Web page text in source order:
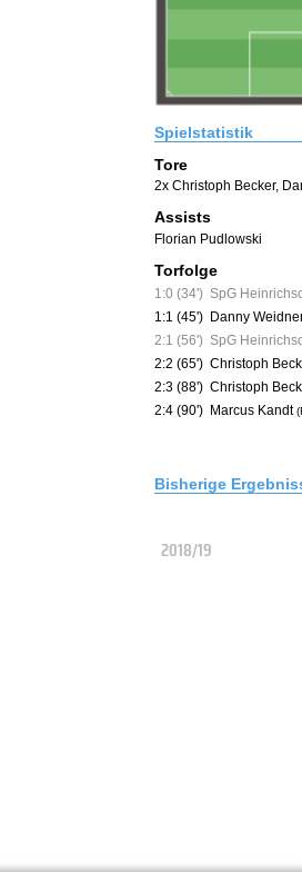
Spielstatistik
Tore
2x Christoph Becker,
Assists
Florian Pudlowski
Torfolge
1:0 (34') SpG
1:1 (45') Danny
2:1 (56') SpG
2:2 (65') Christoph
2:3 (88') Christoph
2:4 (90') Marcus Kandt
Bisherige
2018/19